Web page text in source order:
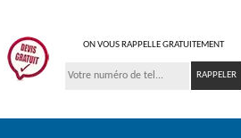
ON VOUS RAPPELLE GRATUITEMENT